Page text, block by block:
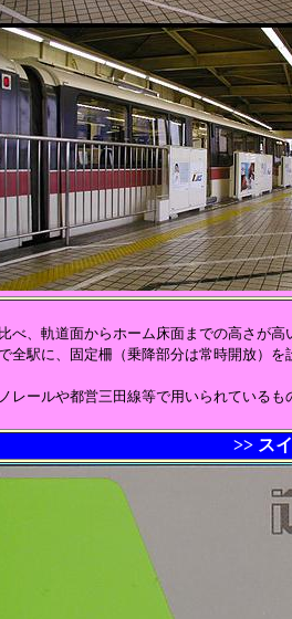
べ、軌道面からホーム床面までの高さが
全駅に、固定柵（乗降部分は常時開放）
レールや都営三田線等で用いられている
>> ス